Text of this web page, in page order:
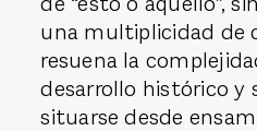
una multiplicidad de
resuena la
desarrollo histórico y
situarse desde